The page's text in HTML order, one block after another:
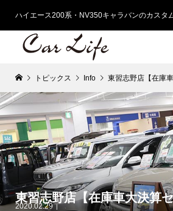
ハイエース200系・NV350キャラバンのカスタ
トピックス Info 東習志野店【在庫
東習志野店【在庫車大決算セ
2020.02.29